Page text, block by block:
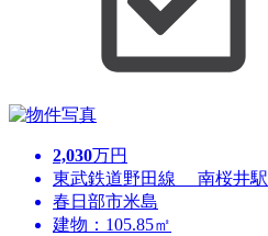
2,030万円
東武鉄道野田線 南桜井駅
春日部市米島
建物：105.85㎡